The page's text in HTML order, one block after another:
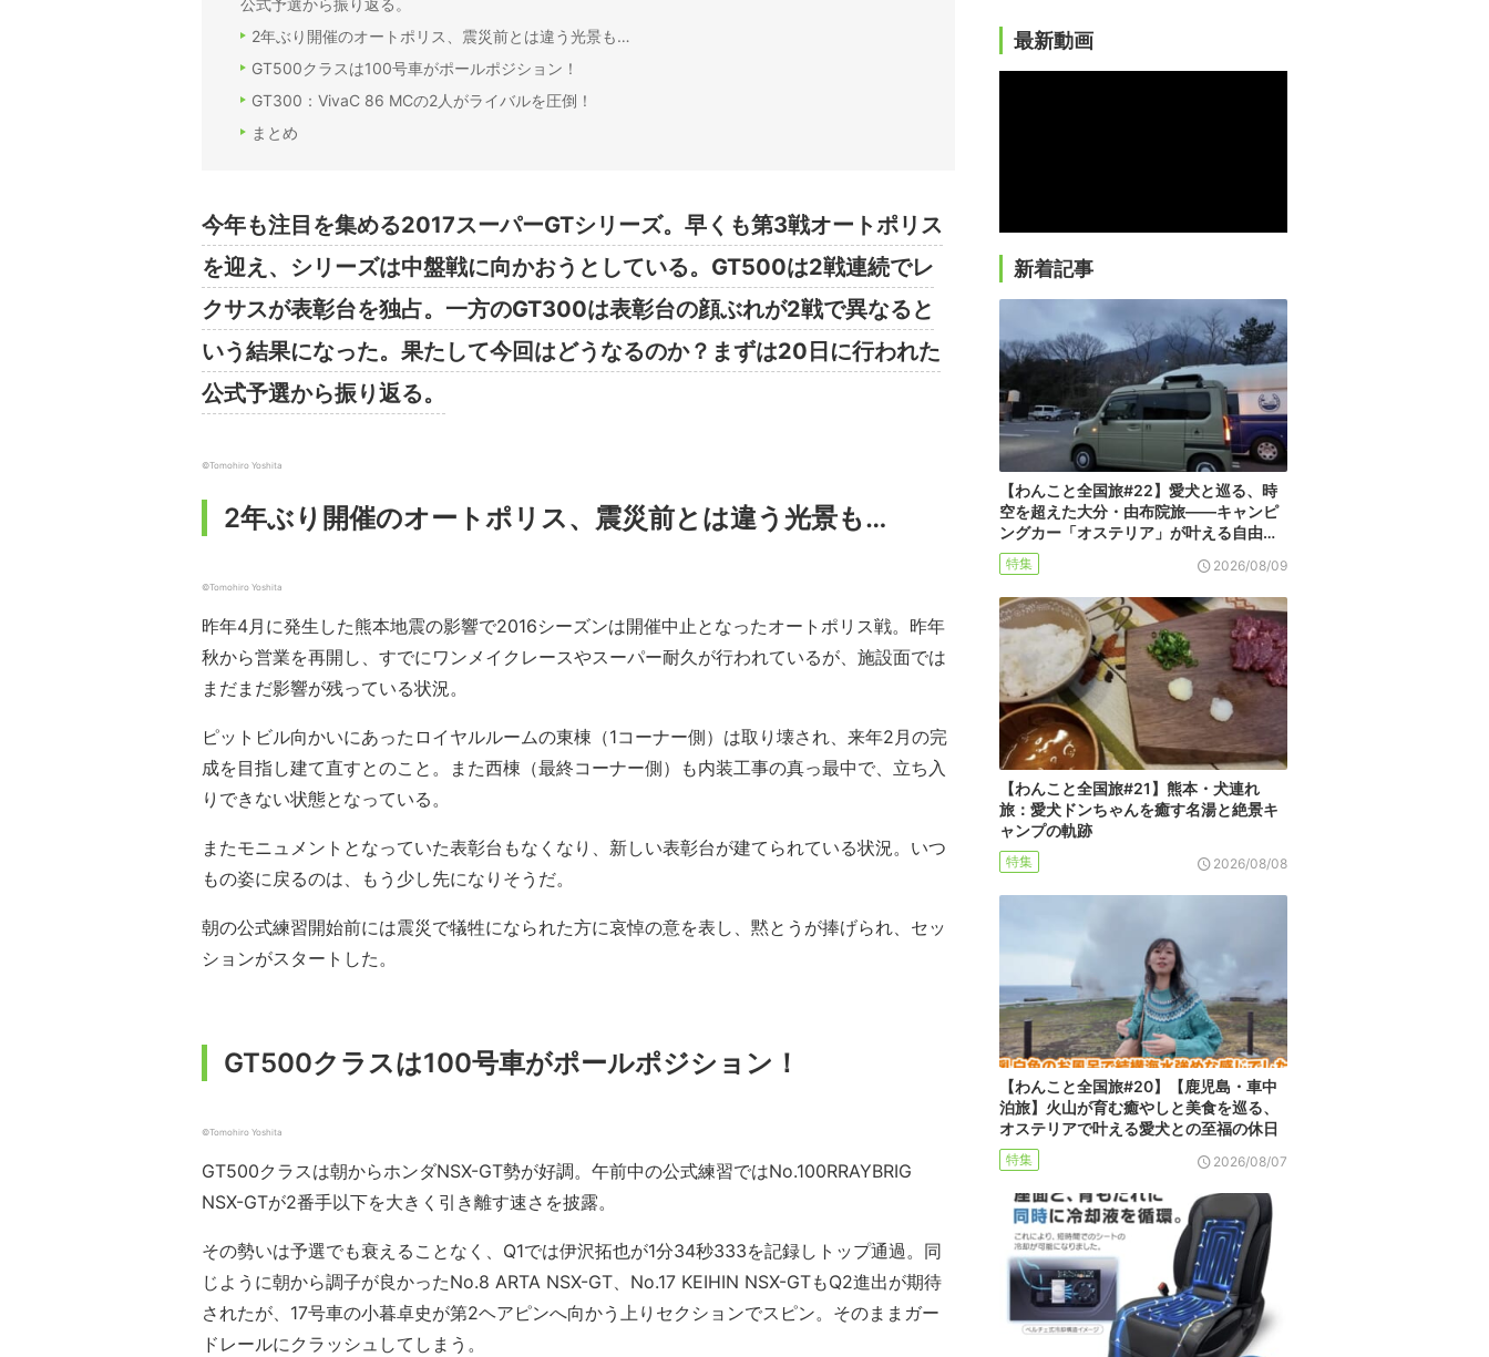
公式予選から振り返る。
2年ぶり開催のオートポリス、震災前とは違う光景も…
GT500クラスは100号車がポールポジション！
GT300：VivaC 86 MCの2人がライバルを圧倒！
まとめ
今年も注目を集める2017スーパーGTシリーズ。早くも第3戦オートポリス
を迎え、シリーズは中盤戦に向かおうとしている。GT500は2戦連続でレ
クサスが表彰台を独占。一方のGT300は表彰台の顔ぶれが2戦で異なると
いう結果になった。果たして今回はどうなるのか？まずは20日に行われた
公式予選から振り返る。
©Tomohiro Yoshita
2年ぶり開催のオートポリス、震災前とは違う光景も…
©︎Tomohiro Yoshita
昨年4月に発生した熊本地震の影響で2016シーズンは開催中止となったオートポリス戦。昨年
秋から営業を再開し、すでにワンメイクレースやスーパー耐久が行われているが、施設面では
まだまだ影響が残っている状況。
ピットビル向かいにあったロイヤルルームの東棟（1コーナー側）は取り壊され、来年2月の完
成を目指し建て直すとのこと。また西棟（最終コーナー側）も内装工事の真っ最中で、立ち入
りできない状態となっている。
またモニュメントとなっていた表彰台もなくなり、新しい表彰台が建てられている状況。いつ
もの姿に戻るのは、もう少し先になりそうだ。
朝の公式練習開始前には震災で犠牲になられた方に哀悼の意を表し、黙とうが捧げられ、セッ
ションがスタートした。
GT500クラスは100号車がポールポジション！
©Tomohiro Yoshita
GT500クラスは朝からホンダNSX-GT勢が好調。午前中の公式練習ではNo.100RRAYBRIG
NSX-GTが2番手以下を大きく引き離す速さを披露。
その勢いは予選でも衰えることなく、Q1では伊沢拓也が1分34秒333を記録しトップ通過。同
じように朝から調子が良かったNo.8 ARTA NSX-GT、No.17 KEIHIN NSX-GTもQ2進出が期待
されたが、17号車の小暮卓史が第2ヘアピンへ向かう上りセクションでスピン。そのままガー
ドレールにクラッシュしてしまう。
最新動画
新着記事
【わんこと全国旅#22】愛犬と巡る、時
空を超えた大分・由布院旅――キャンピ
ングカー「オステリア」が叶える自由…
特集 2026/08/09
【わんこと全国旅#21】熊本・犬連れ
旅：愛犬ドンちゃんを癒す名湯と絶景キ
ャンプの軌跡
特集 2026/08/08
【わんこと全国旅#20】【鹿児島・車中
泊旅】火山が育む癒やしと美食を巡る、
オステリアで叶える愛犬との至福の休日
特集 2026/08/07